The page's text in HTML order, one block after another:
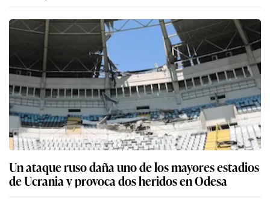
Un ataque ruso daña uno de los mayores estadios
de Ucrania y provoca dos heridos en Odesa